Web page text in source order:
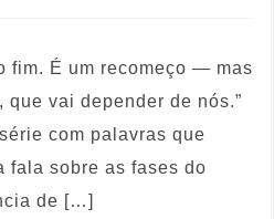
fim. É um recomeço — mas
que vai depender de nós.”
com palavras que
fala sobre as fases do
de […]